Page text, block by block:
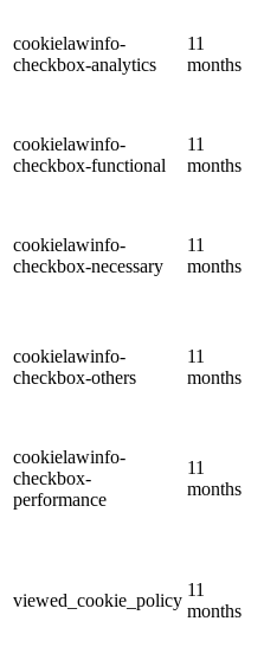
cookielawinfo-
checkbox-analytics
11
months
cookielawinfo-
checkbox-functional
11
months
cookielawinfo-
checkbox-necessary
11
months
cookielawinfo-
checkbox-others
11
months
cookielawinfo-
checkbox-
performance
11
months
viewed_cookie_policy
11
months